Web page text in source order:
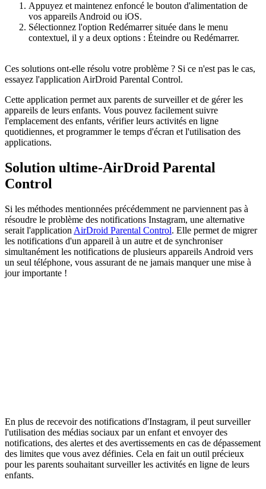
Appuyez et maintenez enfoncé le bouton d'alimentation de
vos appareils Android ou iOS.
Sélectionnez l'option Redémarrer située dans le menu
contextuel, il y a deux options : Éteindre ou Redémarrer.
Ces solutions ont-elle résolu votre problème ? Si ce n'est pas le cas,
essayez l'application AirDroid Parental Control.
Cette application permet aux parents de surveiller et de gérer les
appareils de leurs enfants. Vous pouvez facilement suivre
l'emplacement des enfants, vérifier leurs activités en ligne
quotidiennes, et programmer le temps d'écran et l'utilisation des
applications.
Solution ultime-AirDroid Parental
Control
Si les méthodes mentionnées précédemment ne parviennent pas à
résoudre le problème des notifications Instagram, une alternative
serait l'application AirDroid Parental Control. Elle permet de migrer
les notifications d'un appareil à un autre et de synchroniser
simultanément les notifications de plusieurs appareils Android vers
un seul téléphone, vous assurant de ne jamais manquer une mise à
jour importante !
En plus de recevoir des notifications d'Instagram, il peut surveiller
l'utilisation des médias sociaux par un enfant et envoyer des
notifications, des alertes et des avertissements en cas de dépassement
des limites que vous avez définies. Cela en fait un outil précieux
pour les parents souhaitant surveiller les activités en ligne de leurs
enfants.